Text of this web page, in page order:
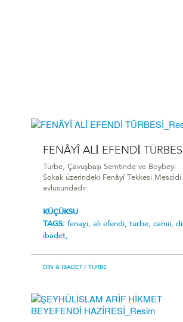
FENÂYÎ ALİ EFENDİ
Türbe, Çavuşbaşı Semtinde ve Boybeyi
Sokak üzerindeki Fenâyî Tekkesi Mescidi
avlusundadır.
KÜÇÜKSU
TAGS: fenayi, ali efendi, türbe, camii,
ibadet,
DIN & İBADET / TÜRBE